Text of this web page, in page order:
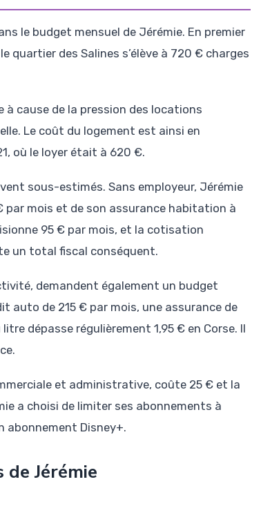
le budget mensuel de Jérémie. En premier
quartier des Salines s’élève à 720 € charges
cause de la pression des locations
Le coût du logement est ainsi en
où le loyer était à 620 €.
sous-estimés. Sans employeur, Jérémie
par mois et de son assurance habitation à
95 € par mois, et la cotisation
un total fiscal conséquent.
demandent également un budget
auto de 215 € par mois, une assurance de
dépasse régulièrement 1,95 € en Corse. Il
et administrative, coûte 25 € et la
a choisi de limiter ses abonnements à
abonnement Disney+.
Jérémie